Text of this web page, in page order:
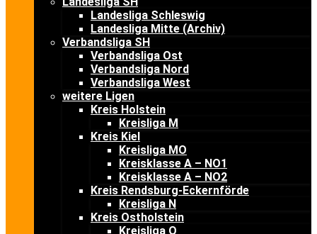
Landesliga Schleswig
Landesliga Mitte (Archiv)
Verbandsliga SH
Verbandsliga Ost
Verbandsliga Nord
Verbandsliga West
weitere Ligen
Kreis Holstein
Kreisliga M
Kreis Kiel
Kreisliga MO
Kreisklasse A – NO1
Kreisklasse A – NO2
Kreis Rendsburg-Eckernförde
Kreisliga N
Kreis Ostholstein
Kreisliga O